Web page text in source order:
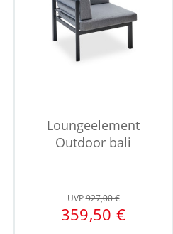
Loungeelement
Outdoor bali
UVP927,00 €
359,50 €